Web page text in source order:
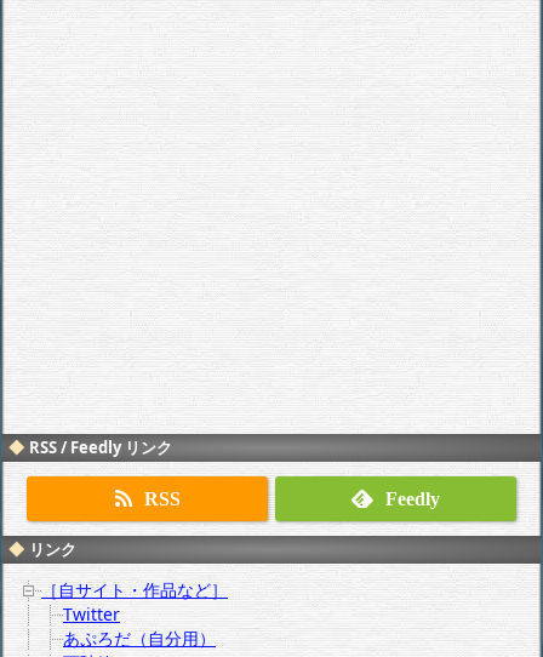
RSS / Feedly リンク
RSS Feedly
リンク
［自サイト・作品など］
Twitter
あぷろだ（自分用）